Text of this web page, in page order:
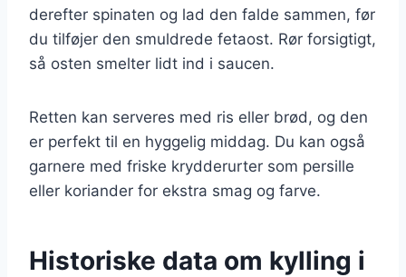
derefter spinaten og lad den falde sammen, før
du tilføjer den smuldrede fetaost. Rør forsigtigt,
så osten smelter lidt ind i saucen.
Retten kan serveres med ris eller brød, og den
er perfekt til en hyggelig middag. Du kan også
garnere med friske krydderurter som persille
eller koriander for ekstra smag og farve.
Historiske data om kylling i